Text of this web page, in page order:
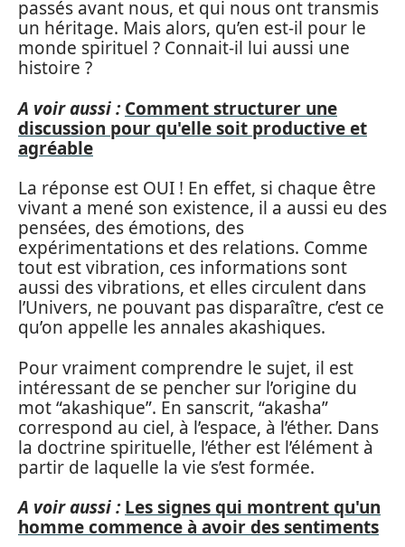
passés avant nous, et qui nous ont transmis
un héritage. Mais alors, qu’en est-il pour le
monde spirituel ? Connait-il lui aussi une
histoire ?
A voir aussi : Comment structurer une
discussion pour qu'elle soit productive et
agréable
La réponse est OUI ! En effet, si chaque être
vivant a mené son existence, il a aussi eu des
pensées, des émotions, des
expérimentations et des relations. Comme
tout est vibration, ces informations sont
aussi des vibrations, et elles circulent dans
l’Univers, ne pouvant pas disparaître, c’est ce
qu’on appelle les annales akashiques.
Pour vraiment comprendre le sujet, il est
intéressant de se pencher sur l’origine du
mot “akashique”. En sanscrit, “akasha”
correspond au ciel, à l’espace, à l’éther. Dans
la doctrine spirituelle, l’éther est l’élément à
partir de laquelle la vie s’est formée.
A voir aussi : Les signes qui montrent qu'un
homme commence à avoir des sentiments